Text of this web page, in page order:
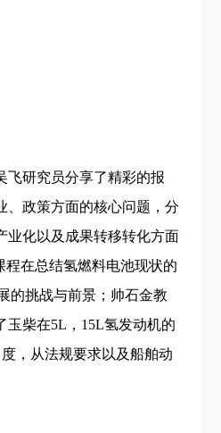
研究员分享了精彩的报
、政策方面的核心问题，分
业化以及成果转移转化方面
在总结氢燃料电池现状的
的挑战与前景；帅石金教
玉柴在5L，15L氢发动机的
，从法规要求以及船舶动